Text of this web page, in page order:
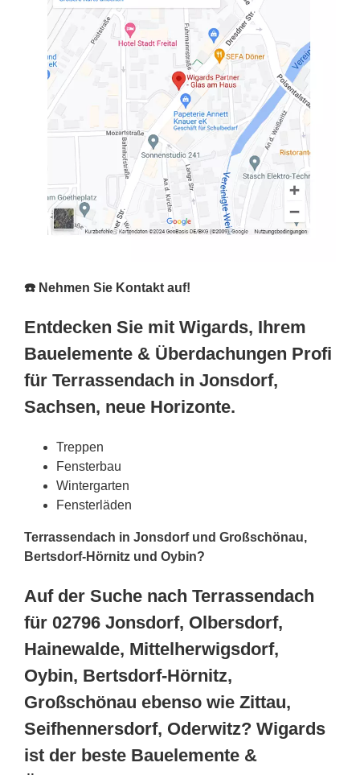
☎️ Nehmen Sie Kontakt auf!
Entdecken Sie mit Wigards, Ihrem
Bauelemente & Überdachungen Profi
für Terrassendach in Jonsdorf,
Sachsen, neue Horizonte.
Treppen
Fensterbau
Wintergarten
Fensterläden
Terrassendach in Jonsdorf und Großschönau,
Bertsdorf-Hörnitz und Oybin?
Auf der Suche nach Terrassendach
für 02796 Jonsdorf, Olbersdorf,
Hainewalde, Mittelherwigsdorf,
Oybin, Bertsdorf-Hörnitz,
Großschönau ebenso wie Zittau,
Seifhennersdorf, Oderwitz? Wigards
ist der beste Bauelemente &